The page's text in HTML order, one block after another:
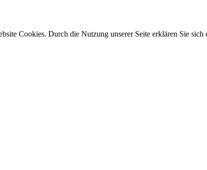
Cookies. Durch die Nutzung unserer Seite erklären Sie